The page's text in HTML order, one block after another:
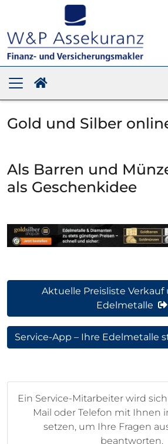
Gold und Silber
Als Barren und
als Geschenkidee
Aktuelle Preisliste Verkauf
Edelmetalle
Service-App – Ihre Edelmetalle
Ein Service-Mitarbeiter wird
Mail oder Telefon mit Ihnen
setzen, um Ihre Fragen
beantworten.